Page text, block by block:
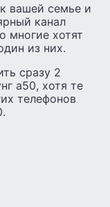
вашей семье и
канал
многие хотят
из них.
сразу 2
а50, хотя те
телефонов